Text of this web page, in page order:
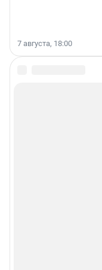
7 августа, 18:00